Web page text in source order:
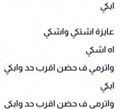
ابكي
عايزة اشتكي واشكي
اه اشكي
واترمي ف حضن اقرب حد وابكي
ابكي
واترمي ف حضن اقرب حد وابكي